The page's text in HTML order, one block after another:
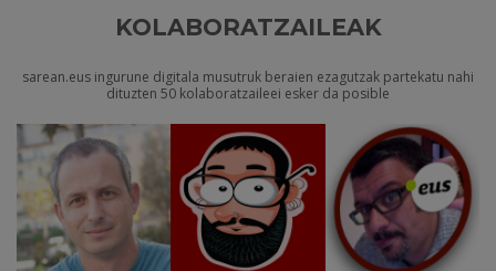
KOLABORATZAILEAK
sarean.eus ingurune digitala musutruk beraien ezagutzak partekatu nahi
dituzten 50 kolaboratzaileei esker da posible